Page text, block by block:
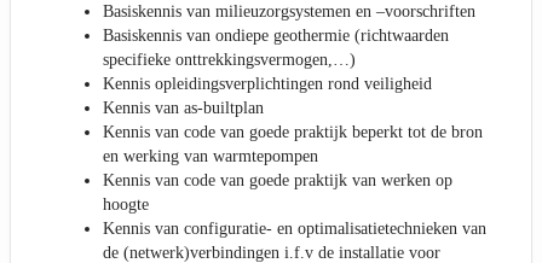
Basiskennis van milieuzorgsystemen en –voorschriften
Basiskennis van ondiepe geothermie (richtwaarden
specifieke onttrekkingsvermogen,…)
Kennis opleidingsverplichtingen rond veiligheid
Kennis van as-builtplan
Kennis van code van goede praktijk beperkt tot de bron
en werking van warmtepompen
Kennis van code van goede praktijk van werken op
hoogte
Kennis van configuratie- en optimalisatietechnieken van
de (netwerk)verbindingen i.f.v de installatie voor